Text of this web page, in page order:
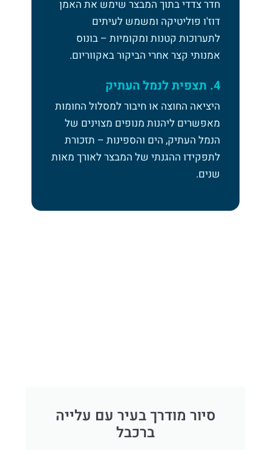
חדר צדדי בתוך המבצר שימש את האמן
דוז'ו פוליטיקה ומשמש לעיתים
לתערוכות קטנות ומקומיות – בונוס
אמנותי קצר אחרי הביקור באקווריום.
4. תצפית לנמל העתיק
היציאה החוצה או חיבור למסלול החומות
מאפשרים ליהנות מנופים מצוינים של
הנמל העתיק, הים והספינות – תזכורת
לתפקידו ההגנתי של המבצר לאורך מאות
שנים.
סיור מודרך בעיר עם עלייה
ברכבל